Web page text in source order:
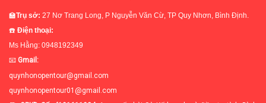
🏫Trụ sở: 27 Nơ Trang Long, P Nguyễn Văn Cừ, TP Quy Nhơn, Bình Định.
☎️ Điện thoại:
Ms Hằng: 0948192349
📧 Gmail:
quynhonopentour@gmail.com
quynhonopentour01@gmail.com